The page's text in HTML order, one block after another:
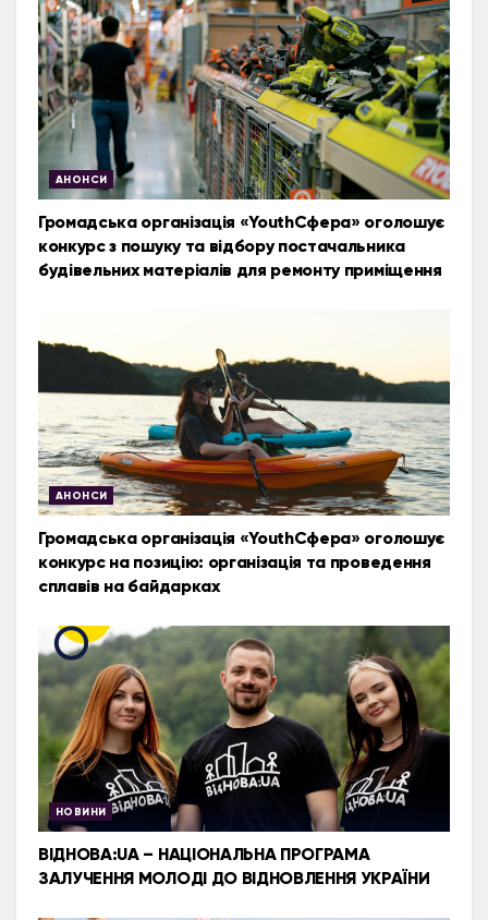
АНОНСИ
Громадська організація «YouthСфера» оголошує
конкурс з пошуку та відбору постачальника
будівельних матеріалів для ремонту приміщення
АНОНСИ
Громадська організація «YouthСфера» оголошує
конкурс на позицію: організація та проведення
сплавів на байдарках
НОВИНИ
ВІДНОВА:UA – НАЦІОНАЛЬНА ПРОГРАМА
ЗАЛУЧЕННЯ МОЛОДІ ДО ВІДНОВЛЕННЯ УКРАЇНИ